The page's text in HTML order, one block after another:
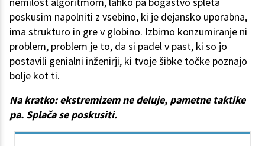
poskusim napolniti z vsebino, ki je dejansko uporabna,
ima strukturo in gre v globino. Izbirno konzumiranje ni
problem, problem je to, da si padel v past, ki so jo
postavili genialni inženirji, ki tvoje šibke točke poznajo
bolje kot ti.
Na kratko: ekstremizem ne deluje, pametne taktike
pa. Splača se poskusiti.